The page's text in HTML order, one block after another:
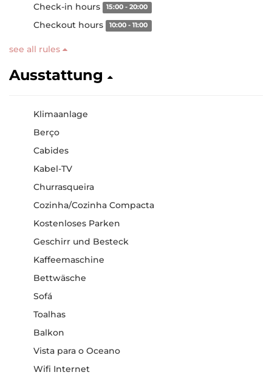
Check-in hours 15:00 - 20:00
Checkout hours 10:00 - 11:00
see all rules
Ausstattung
Klimaanlage
Berço
Cabides
Kabel-TV
Churrasqueira
Cozinha/Cozinha Compacta
Kostenloses Parken
Geschirr und Besteck
Kaffeemaschine
Bettwäsche
Sofá
Toalhas
Balkon
Vista para o Oceano
Wifi Internet